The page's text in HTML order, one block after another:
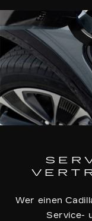
Wer einen
Service-